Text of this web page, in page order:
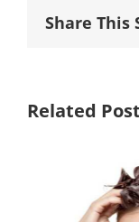
Share This
Related